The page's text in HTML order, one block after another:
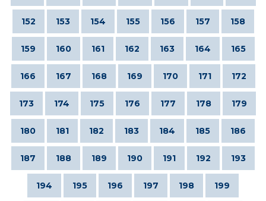
152 153 154 155 156 157 158
159 160 161 162 163 164 165
166 167 168 169 170 171 172
173 174 175 176 177 178 179
180 181 182 183 184 185 186
187 188 189 190 191 192 193
194 195 196 197 198 199